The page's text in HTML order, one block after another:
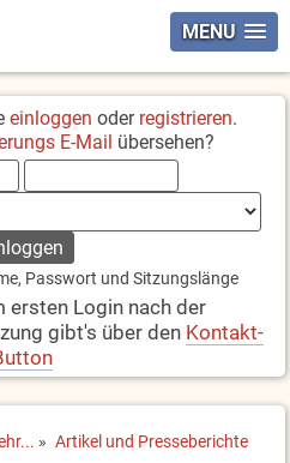
MENU
einloggen oder registrieren.
E-Mail übersehen?
Passwort und Sitzungslänge
ersten Login nach der
gibt's über den Kontakt-
» Artikel und Presseberichte